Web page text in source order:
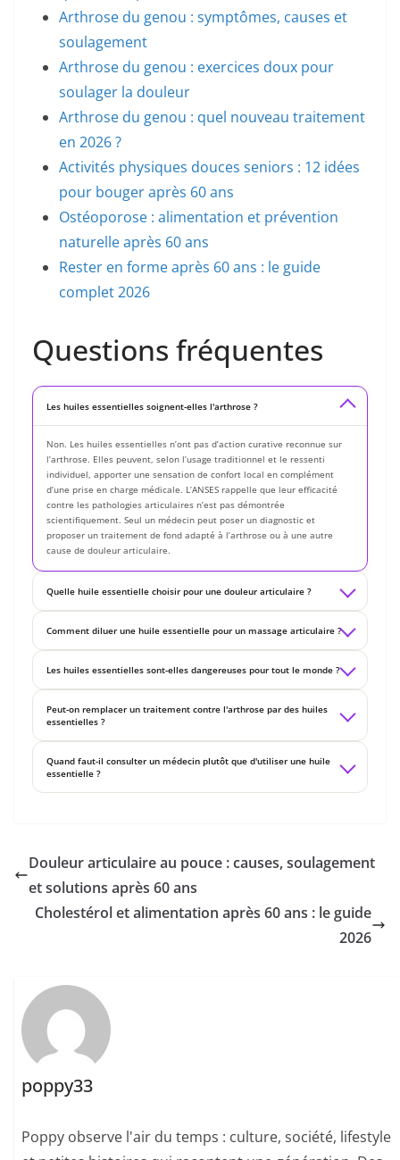
Arthrose du genou : symptômes, causes et
soulagement
Arthrose du genou : exercices doux pour
soulager la douleur
Arthrose du genou : quel nouveau traitement
en 2026 ?
Activités physiques douces seniors : 12 idées
pour bouger après 60 ans
Ostéoporose : alimentation et prévention
naturelle après 60 ans
Rester en forme après 60 ans : le guide
complet 2026
Questions fréquentes
Les huiles essentielles soignent-elles l'arthrose ?
Non. Les huiles essentielles n’ont pas d’action curative reconnue sur
l’arthrose. Elles peuvent, selon l’usage traditionnel et le ressenti
individuel, apporter une sensation de confort local en complément
d’une prise en charge médicale. L’ANSES rappelle que leur efficacité
contre les pathologies articulaires n’est pas démontrée
scientifiquement. Seul un médecin peut poser un diagnostic et
proposer un traitement de fond adapté à l’arthrose ou à une autre
cause de douleur articulaire.
Quelle huile essentielle choisir pour une douleur articulaire ?
Comment diluer une huile essentielle pour un massage articulaire ?
Les huiles essentielles sont-elles dangereuses pour tout le monde ?
Peut-on remplacer un traitement contre l'arthrose par des huiles
essentielles ?
Quand faut-il consulter un médecin plutôt que d'utiliser une huile
essentielle ?
Douleur articulaire au pouce : causes, soulagement
et solutions après 60 ans
Cholestérol et alimentation après 60 ans : le guide
2026
poppy33
Poppy observe l'air du temps : culture, société, lifestyle